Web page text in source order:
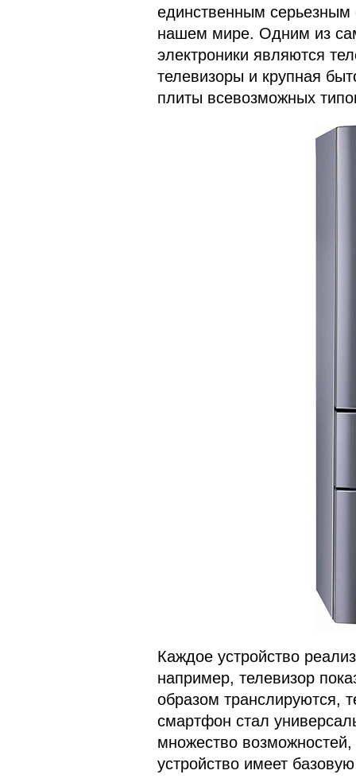
единственным серьезным
нашем мире. Одним из
электроники являются
телевизоры и крупная
плиты всевозможных
Каждое устройство
например, телевизор
образом транслируются,
смартфон стал
множество
устройство имеет